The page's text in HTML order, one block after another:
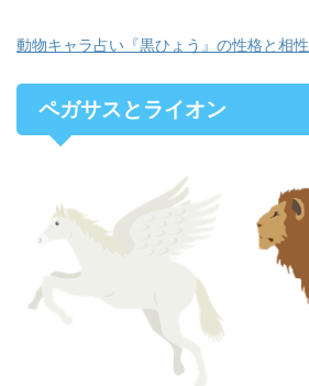
動物キャラ占い『黒ひょう』の性格と相性
ペガサスとライオン